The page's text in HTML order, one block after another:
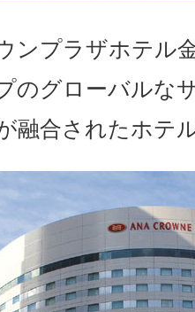
ンプラザホテル
のグローバルな
融合されたホテ